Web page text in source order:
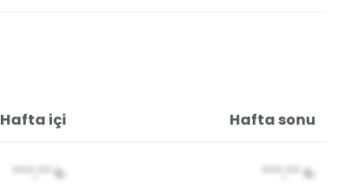
Hafta içi Hafta sonu
***,** ₺ ***,** ₺